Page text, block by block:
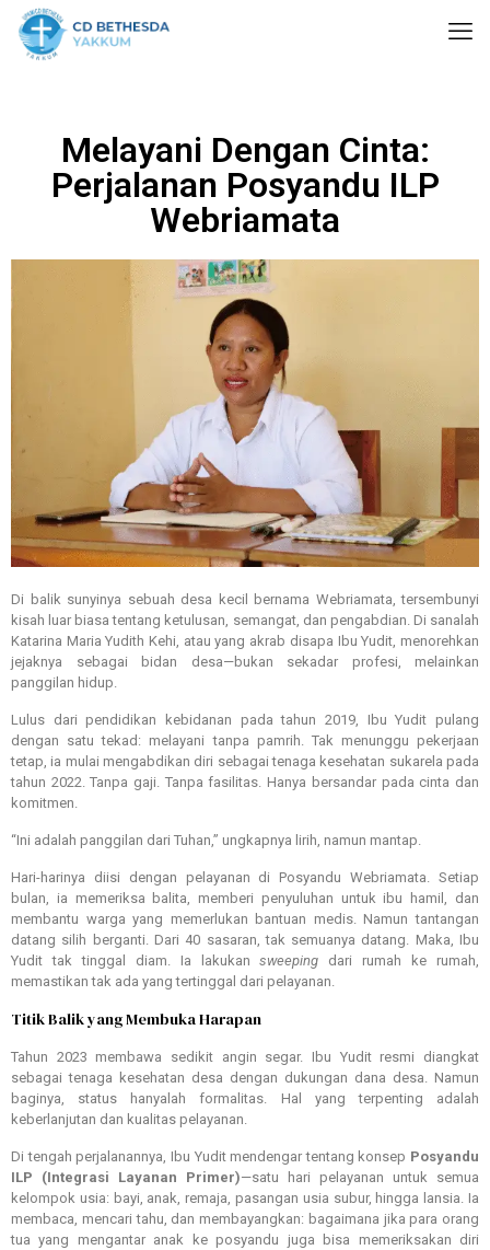
Melayani Dengan Cinta:
Perjalanan Posyandu ILP
Webriamata
Di balik sunyinya sebuah desa kecil bernama Webriamata, tersembunyi
kisah luar biasa tentang ketulusan, semangat, dan pengabdian. Di sanalah
Katarina Maria Yudith Kehi, atau yang akrab disapa Ibu Yudit, menorehkan
jejaknya sebagai bidan desa—bukan sekadar profesi, melainkan
panggilan hidup.
Lulus dari pendidikan kebidanan pada tahun 2019, Ibu Yudit pulang
dengan satu tekad: melayani tanpa pamrih. Tak menunggu pekerjaan
tetap, ia mulai mengabdikan diri sebagai tenaga kesehatan sukarela pada
tahun 2022. Tanpa gaji. Tanpa fasilitas. Hanya bersandar pada cinta dan
komitmen.
“Ini adalah panggilan dari Tuhan,” ungkapnya lirih, namun mantap.
Hari-harinya diisi dengan pelayanan di Posyandu Webriamata. Setiap
bulan, ia memeriksa balita, memberi penyuluhan untuk ibu hamil, dan
membantu warga yang memerlukan bantuan medis. Namun tantangan
datang silih berganti. Dari 40 sasaran, tak semuanya datang. Maka, Ibu
Yudit tak tinggal diam. Ia lakukansweeping dari rumah ke rumah,
memastikan tak ada yang tertinggal dari pelayanan.
Titik Balik yang Membuka Harapan
Tahun 2023 membawa sedikit angin segar. Ibu Yudit resmi diangkat
sebagai tenaga kesehatan desa dengan dukungan dana desa. Namun
baginya, status hanyalah formalitas. Hal yang terpenting adalah
keberlanjutan dan kualitas pelayanan.
Di tengah perjalanannya, Ibu Yudit mendengar tentang konsep Posyandu
ILP (Integrasi Layanan Primer)—satu hari pelayanan untuk semua
kelompok usia: bayi, anak, remaja, pasangan usia subur, hingga lansia. Ia
membaca, mencari tahu, dan membayangkan: bagaimana jika para orang
tua yang mengantar anak ke posyandu juga bisa memeriksakan diri